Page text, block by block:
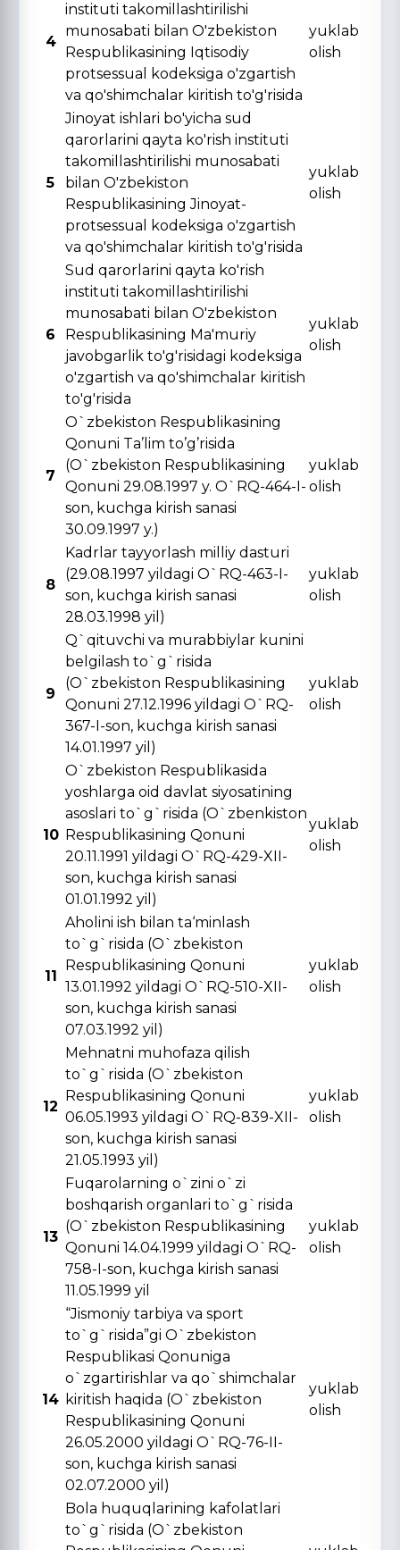
4
instituti takomillashtirilishi
munosabati bilan O'zbekiston
Respublikasining Iqtisodiy
protsessual kodeksiga o'zgartish
va qo'shimchalar kiritish to'g'risida
yuklab
olish
5
Jinoyat ishlari bo'yicha sud
qarorlarini qayta ko'rish instituti
takomillashtirilishi munosabati
bilan O'zbekiston
Respublikasining Jinoyat-
protsessual kodeksiga o'zgartish
va qo'shimchalar kiritish to'g'risida
yuklab
olish
6
Sud qarorlarini qayta ko'rish
instituti takomillashtirilishi
munosabati bilan O'zbekiston
Respublikasining Ma'muriy
javobgarlik to'g'risidagi kodeksiga
o'zgartish va qo'shimchalar kiritish
to'g'risida
yuklab
olish
7
O`zbekiston Respublikasining
Qonuni Ta’lim to’g’risida
(O`zbekiston Respublikasining
Qonuni 29.08.1997 y. O`RQ-464-I-
son, kuchga kirish sanasi
30.09.1997 y.)
yuklab
olish
8
Kadrlar tayyorlash milliy dasturi
(29.08.1997 yildagi O`RQ-463-I-
son, kuchga kirish sanasi
28.03.1998 yil)
yuklab
olish
9
Q`qituvchi va murabbiylar kunini
belgilash to`g`risida
(O`zbekiston Respublikasining
Qonuni 27.12.1996 yildagi O`RQ-
367-I-son, kuchga kirish sanasi
14.01.1997 yil)
yuklab
olish
10
O`zbekiston Respublikasida
yoshlarga oid davlat siyosatining
asoslari to`g`risida (O`zbenkiston
Respublikasining Qonuni
20.11.1991 yildagi O`RQ-429-XII-
son, kuchga kirish sanasi
01.01.1992 yil)
yuklab
olish
11
Aholini ish bilan ta‘minlash
to`g`risida (O`zbekiston
Respublikasining Qonuni
13.01.1992 yildagi O`RQ-510-XII-
son, kuchga kirish sanasi
07.03.1992 yil)
yuklab
olish
12
Mehnatni muhofaza qilish
to`g`risida (O`zbekiston
Respublikasining Qonuni
06.05.1993 yildagi O`RQ-839-XII-
son, kuchga kirish sanasi
21.05.1993 yil)
yuklab
olish
13
Fuqarolarning o`zini o`zi
boshqarish organlari to`g`risida
(O`zbekiston Respublikasining
Qonuni 14.04.1999 yildagi O`RQ-
758-I-son, kuchga kirish sanasi
11.05.1999 yil
yuklab
olish
14
“Jismoniy tarbiya va sport
to`g`risida”gi O`zbekiston
Respublikasi Qonuniga
o`zgartirishlar va qo`shimchalar
kiritish haqida (O`zbekiston
Respublikasining Qonuni
26.05.2000 yildagi O`RQ-76-II-
son, kuchga kirish sanasi
02.07.2000 yil)
yuklab
olish
Bola huquqlarining kafolatlari
to`g`risida (O`zbekiston